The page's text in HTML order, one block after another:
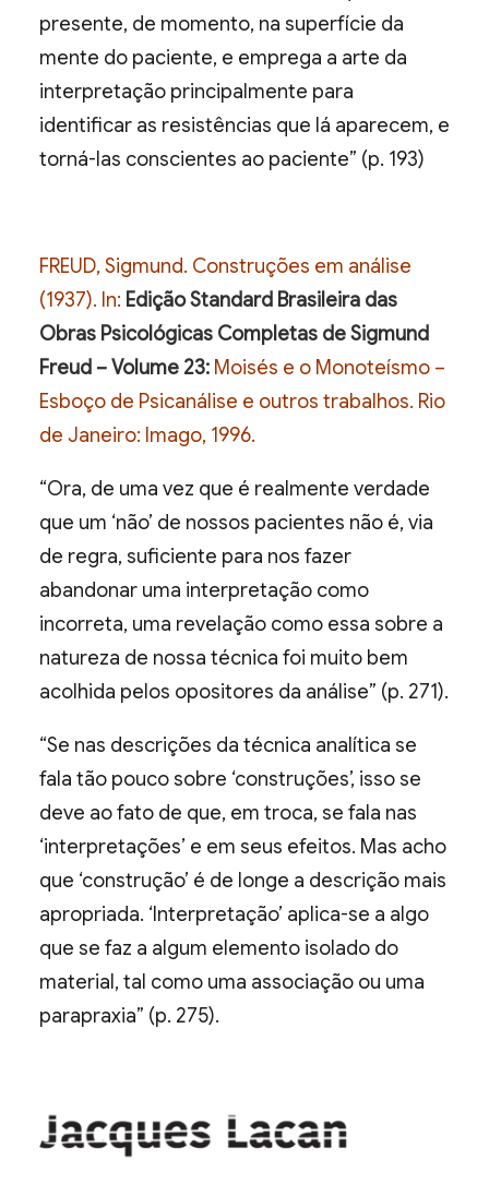
presente, de momento, na superfície da
mente do paciente, e emprega a arte da
interpretação principalmente para
identificar as resistências que lá aparecem, e
torná-las conscientes ao paciente” (p. 193)
FREUD, Sigmund. Construções em análise
(1937). In: Edição Standard Brasileira das
Obras Psicológicas Completas de Sigmund
Freud – Volume 23: Moisés e o Monoteísmo –
Esboço de Psicanálise e outros trabalhos. Rio
de Janeiro: Imago, 1996.
“Ora, de uma vez que é realmente verdade
que um ‘não’ de nossos pacientes não é, via
de regra, suficiente para nos fazer
abandonar uma interpretação como
incorreta, uma revelação como essa sobre a
natureza de nossa técnica foi muito bem
acolhida pelos opositores da análise” (p. 271).
“Se nas descrições da técnica analítica se
fala tão pouco sobre ‘construções’, isso se
deve ao fato de que, em troca, se fala nas
‘interpretações’ e em seus efeitos. Mas acho
que ‘construção’ é de longe a descrição mais
apropriada. ‘Interpretação’ aplica-se a algo
que se faz a algum elemento isolado do
material, tal como uma associação ou uma
parapraxia” (p. 275).